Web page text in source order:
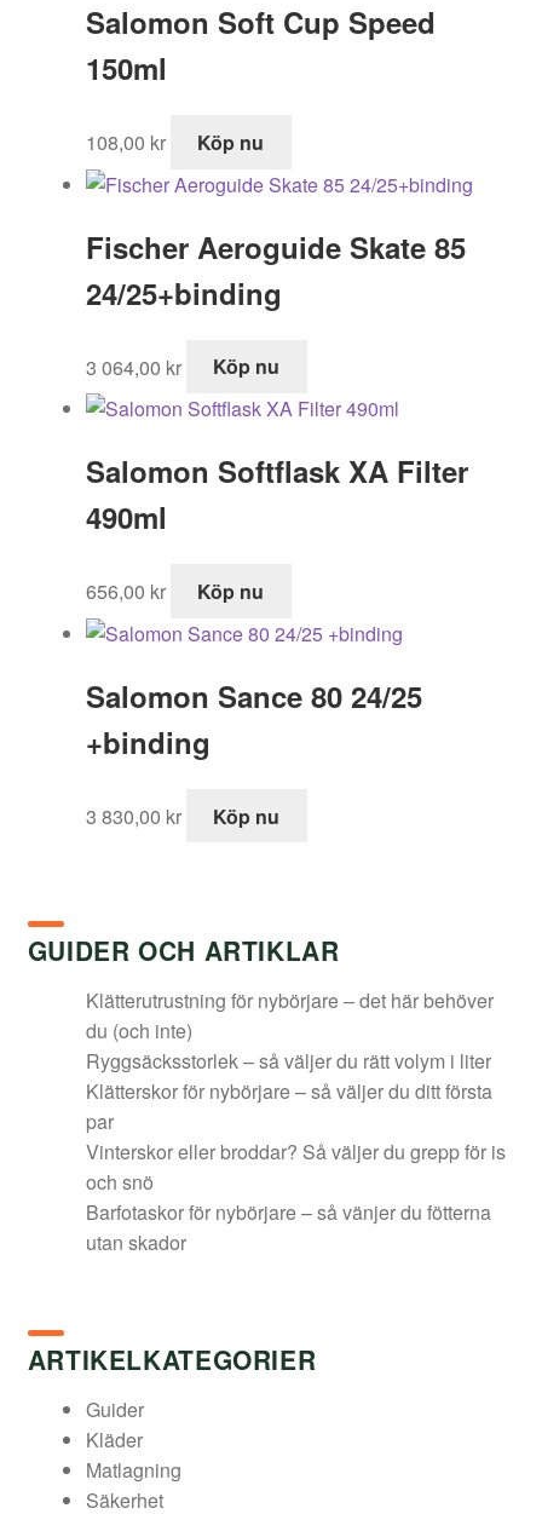
Salomon Soft Cup Speed
150ml
108,00 kr Köp nu
Fischer Aeroguide Skate 85
24/25+binding
3 064,00 kr Köp nu
Salomon Softflask XA Filter
490ml
656,00 kr Köp nu
Salomon Sance 80 24/25
+binding
3 830,00 kr Köp nu
GUIDER OCH ARTIKLAR
Klätterutrustning för nybörjare – det här behöver
du (och inte)
Ryggsäcksstorlek – så väljer du rätt volym i liter
Klätterskor för nybörjare – så väljer du ditt första
par
Vinterskor eller broddar? Så väljer du grepp för is
och snö
Barfotaskor för nybörjare – så vänjer du fötterna
utan skador
ARTIKELKATEGORIER
Guider
Kläder
Matlagning
Säkerhet